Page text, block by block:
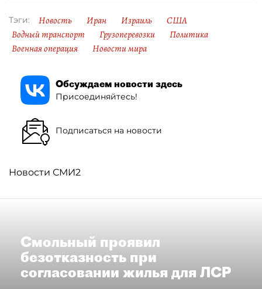
Тэги: Новость Иран Израиль
США
Водный транспорт
Грузоперевозки
Политика
Военная операция
Новости мира
Обсуждаем новости здесь
Присоединяйтесь!
Подписаться на новости
Новости СМИ2
Смольный проявил
безотказность при
согласовании жилья для ЛСР